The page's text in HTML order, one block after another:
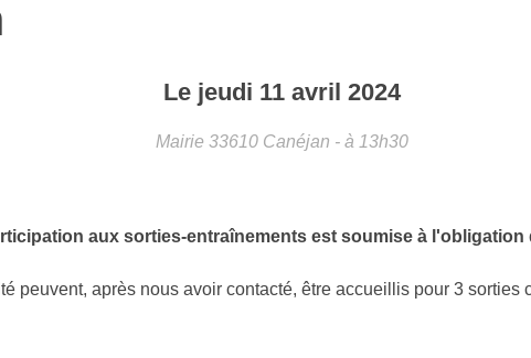
Le jeudi 11 avril 2024
Mairie 33610 Canéjan - à 13h30
aux sorties-entraînements est soumise à l'obligation
peuvent, après nous avoir contacté, être accueillis pour 3 sorties